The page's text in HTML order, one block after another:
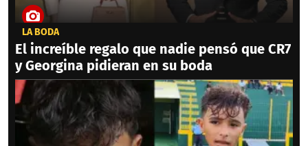
LA BODA
El increíble regalo que nadie pensó que CR7
y Georgina pidieran en su boda